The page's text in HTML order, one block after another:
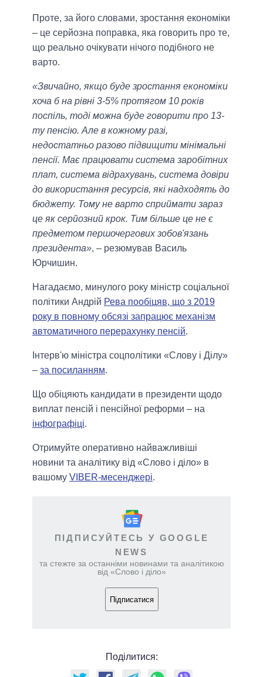
Проте, за його словами, зростання економіки
– це серйозна поправка, яка говорить про те,
що реально очікувати нічого подібного не
варто.
«Звичайно, якщо буде зростання економіки
хоча б на рівні 3-5% протягом 10 років
поспіль, тоді можна буде говорити про 13-
ту пенсію. Але в кожному разі,
недостатньо разово підвищити мінімальні
пенсії. Має працювати система заробітних
плат, система відрахувань, система довіри
до використання ресурсів, які надходять до
бюджету. Тому не варто сприймати зараз
це як серйозний крок. Тим більше це не є
предметом першочергових зобов'язань
президента», – резюмував Василь
Юрчишин.
Нагадаємо, минулого року міністр соціальної
політики Андрій Рева пообіцяв, що з 2019
року в повному обсязі запрацює механізм
автоматичного перерахунку пенсій.
Інтерв'ю міністра соцполітики «Слову і Ділу»
– за посиланням.
Що обіцяють кандидати в президенти щодо
виплат пенсій і пенсійної реформи – на
інфографіці.
Отримуйте оперативно найважливіші
новини та аналітику від «Слово і діло» в
вашому VIBER-месенджері.
ПІДПИСУЙТЕСЬ У GOOGLE
NEWS
та стежте за останніми новинами та аналітикою
від «Слово і діло»
Підписатися
Поділитися: